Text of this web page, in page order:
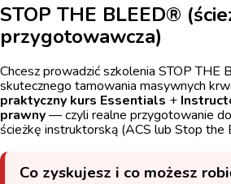
STOP THE BLEED®
przygotowawcza)
Chcesz prowadzić szkolenia STOP THE
skutecznego tamowania masywnych
praktyczny kurs Essentials +
prawny— czyli realne przygotowanie
ścieżkę instruktorską (ACS lub Stop the
Co zyskujesz i co możesz